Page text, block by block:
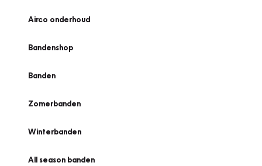
Airco onderhoud
Bandenshop
Banden
Zomerbanden
Winterbanden
All season banden